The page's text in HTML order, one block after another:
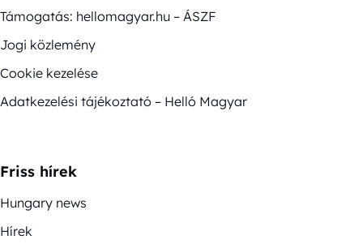
Támogatás: hellomagyar.hu – ÁSZF
Jogi közlemény
Cookie kezelése
Adatkezelési tájékoztató – Helló Magyar
Friss hírek
Hungary news
Hírek